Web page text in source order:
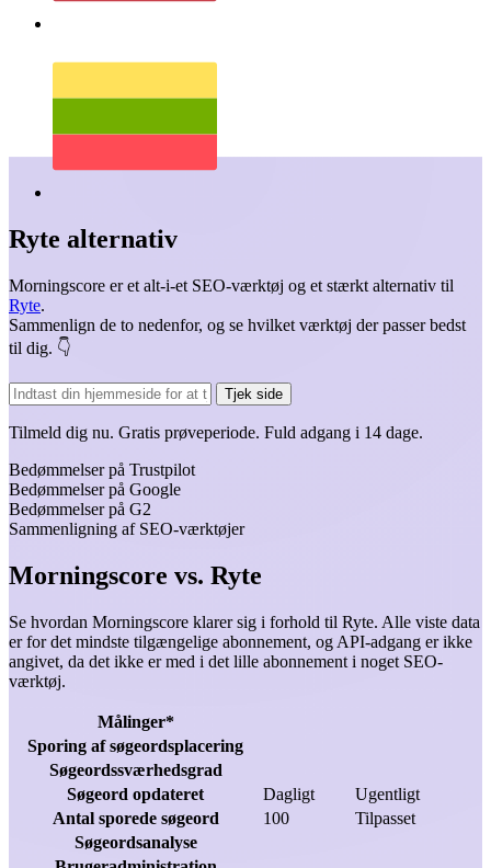
Ryte alternativ
Morningscore er et alt-i-et SEO-værktøj og et stærkt alternativ til
Ryte.
Sammenlign de to nedenfor, og se hvilket værktøj der passer bedst
til dig. 👇️
Tjek side
Tilmeld dig nu. Gratis prøveperiode. Fuld adgang i 14 dage.
Bedømmelser på Trustpilot
Bedømmelser på Google
Bedømmelser på G2
Sammenligning af SEO-værktøjer
Morningscore vs. Ryte
Se hvordan Morningscore klarer sig i forhold til Ryte. Alle viste data
er for det mindste tilgængelige abonnement, og API-adgang er ikke
angivet, da det ikke er med i det lille abonnement i noget SEO-
værktøj.
Målinger*
Sporing af søgeordsplacering
Søgeordssværhedsgrad
Søgeord opdateret
Dagligt
Ugentligt
Antal sporede søgeord
100
Tilpasset
Søgeordsanalyse